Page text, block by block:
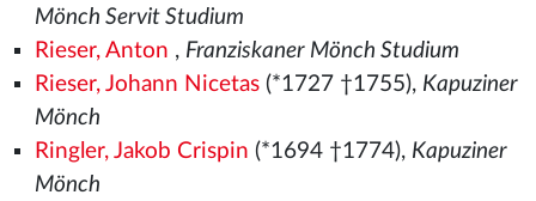
Mönch Servit Studium
Rieser, Anton , Franziskaner Mönch Studium
Rieser, Johann Nicetas(*1727 †1755), Kapuziner
Mönch
Ringler, Jakob Crispin (*1694 †1774), Kapuziner
Mönch